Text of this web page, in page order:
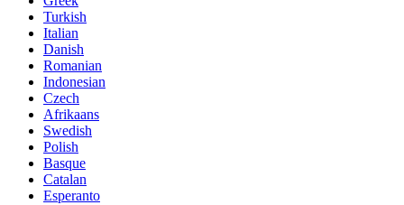
Turkish
Italian
Danish
Romanian
Indonesian
Czech
Afrikaans
Swedish
Polish
Basque
Catalan
Esperanto